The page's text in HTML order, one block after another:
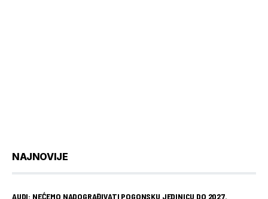
NAJNOVIJE
AUDI: NEĆEMO NADOGRAĐIVATI POGONSKU JEDINICU DO 2027.